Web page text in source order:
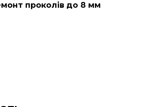
проколів до 8 мм